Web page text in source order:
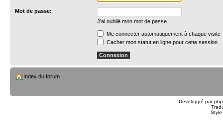
Mot de passe:
J’ai oublié mon mot de passe
Me connecter automatiquement à chaque visite
Cacher mon statut en ligne pour cette session
Index du forum
Développé par
Style